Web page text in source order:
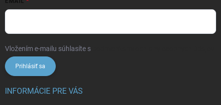
Vložením e-mailu súhlasíte s
Prihlásiť sa
INFORMÁCIE PRE VÁS